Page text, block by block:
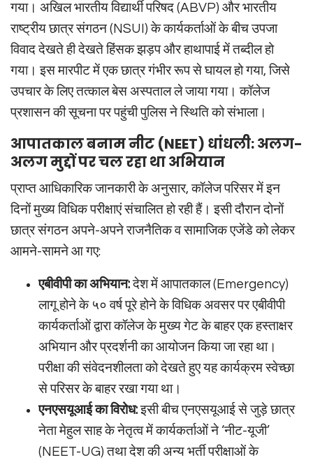
गया। अखिल भारतीय विद्यार्थी परिषद (ABVP) और भारतीय
राष्ट्रीय छात्र संगठन (NSUI) के कार्यकर्ताओं के बीच उपजा
विवाद देखते ही देखते हिंसक झड़प और हाथापाई में तब्दील हो
गया। इस मारपीट में एक छात्र गंभीर रूप से घायल हो गया, जिसे
उपचार के लिए तत्काल बेस अस्पताल ले जाया गया। कॉलेज
प्रशासन की सूचना पर पहुंची पुलिस ने स्थिति को संभाला।
आपातकाल बनाम नीट (NEET) धांधली: अलग-
अलग मुद्दों पर चल रहा था अभियान
प्राप्त आधिकारिक जानकारी के अनुसार, कॉलेज परिसर में इन
दिनों मुख्य विधिक परीक्षाएं संचालित हो रही हैं। इसी दौरान दोनों
छात्र संगठन अपने-अपने राजनैतिक व सामाजिक एजेंडे को लेकर
आमने-सामने आ गए:
एबीवीपी का अभियान:देश में आपातकाल (Emergency)
लागू होने के ५० वर्ष पूरे होने के विधिक अवसर पर एबीवीपी
कार्यकर्ताओं द्वारा कॉलेज के मुख्य गेट के बाहर एक हस्ताक्षर
अभियान और प्रदर्शनी का आयोजन किया जा रहा था।
परीक्षा की संवेदनशीलता को देखते हुए यह कार्यक्रम स्वेच्छा
से परिसर के बाहर रखा गया था।
एनएसयूआई का विरोध:इसी बीच एनएसयूआई से जुड़े छात्र
नेता मेहुल साह के नेतृत्व में कार्यकर्ताओं ने ‘नीट-यूजी’
(NEET-UG) तथा देश की अन्य भर्ती परीक्षाओं के